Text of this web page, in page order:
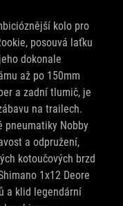
kolo pro
posouvá laťku
dokonale
až po 150mm
a zadní tlumič, je
na trailech.
pneumatiky Nobby
a odpružení,
kotoučových brzd
1x12 Deore
a klid legendární